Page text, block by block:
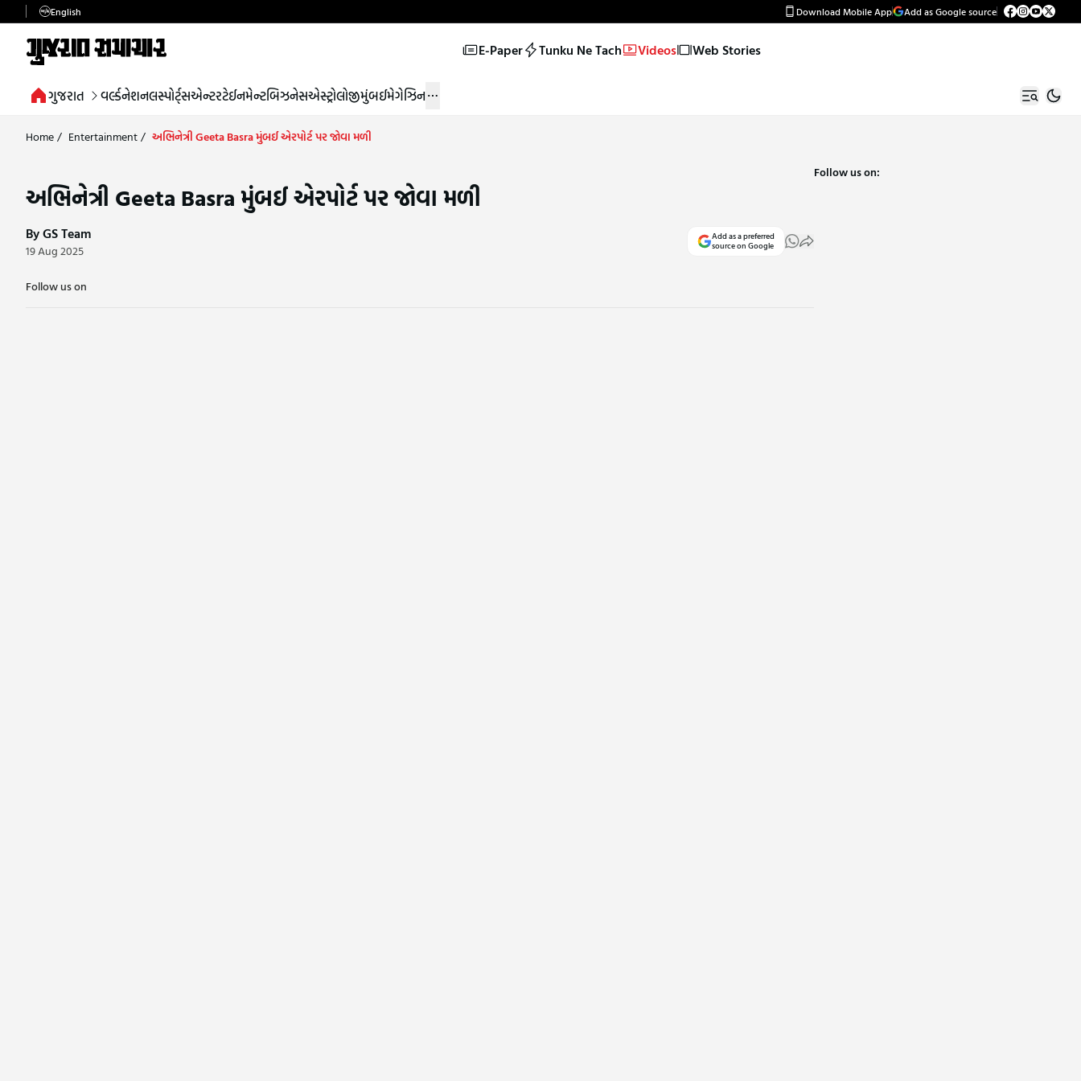
English Download Mobile App Add as Google source
E-Paper Tunku Ne Tach Videos Web Stories
ગુજરાત વર્લ્ડનેશનલસ્પોર્ટ્સએન્ટરટેઈનમેન્ટબિઝનેસએસ્ટ્રોલોજીમુંબઈમેગેઝિન
Home/ Entertainment/ અભિનેત્રી Geeta Basra મુંબઈ એરપોર્ટ પર જોવા મળી
અભિનેત્રી Geeta Basra મુંબઈ એરપોર્ટ પર જોવા મળી
By GS Team
19 Aug 2025
Add as a preferred
source on Google
Follow us on
Follow us on: